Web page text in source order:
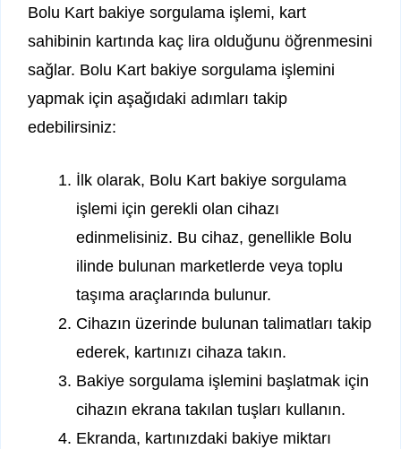
Bolu Kart bakiye sorgulama işlemi, kart
sahibinin kartında kaç lira olduğunu öğrenmesini
sağlar. Bolu Kart bakiye sorgulama işlemini
yapmak için aşağıdaki adımları takip
edebilirsiniz:
İlk olarak, Bolu Kart bakiye sorgulama
işlemi için gerekli olan cihazı
edinmelisiniz. Bu cihaz, genellikle Bolu
ilinde bulunan marketlerde veya toplu
taşıma araçlarında bulunur.
Cihazın üzerinde bulunan talimatları takip
ederek, kartınızı cihaza takın.
Bakiye sorgulama işlemini başlatmak için
cihazın ekrana takılan tuşları kullanın.
Ekranda, kartınızdaki bakiye miktarı